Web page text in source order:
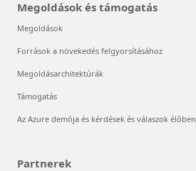
Megoldások és támogatás
Megoldások
Források a növekedés felgyorsításához
Megoldásarchitektúrák
Támogatás
Az Azure demója és kérdések és válaszok élőben
Partnerek